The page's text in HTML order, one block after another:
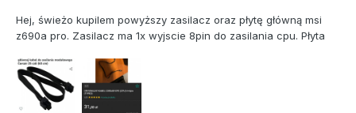
Hej, świeżo kupilem powyższy zasilacz oraz płytę główną msi
z690a pro. Zasilacz ma 1x wyjscie 8pin do zasilania cpu. Płyta
zestawie ma tylko jedno wyjscie zasilania cpu. Chciałbym
dokupić modularny kabel eps 8 pin 12v. Czy ktoś może coś...